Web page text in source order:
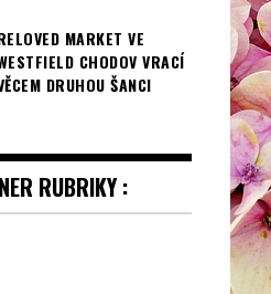
MARKET VE
CHODOV VRACÍ
DRUHOU ŠANCI
RUBRIKY :